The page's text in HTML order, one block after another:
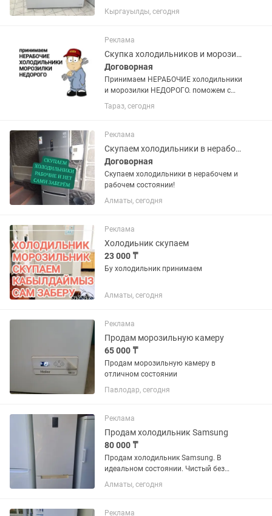
ОБЪЕМ 600 л, покупали по 320.000 тг
продаем срочно по 210.000 тг,
упустите такие вкусные цены !
Кыргауылды, сегодня
Реклама
Скупка холодильников и морозилок
Договорная
Принимаем НЕРАБОЧИЕ холодильники
и морозилки НЕДОРОГО. поможем с
утилизацией и выноса с этажей старой
техники.
Тараз, сегодня
Реклама
Скупаем холодильники в нерабочем и рабочем состоянии!
Договорная
Скупаем холодильники в нерабочем и
рабочем состоянии!
Алматы, сегодня
Реклама
Холодиьник скупаем
23 000 ₸
Бу холодильник принимаем
Алматы, сегодня
Реклама
Продам морозильную камеру
65 000 ₸
Продам морозильную камеру в
отличном состоянии
Павлодар, сегодня
Реклама
Продам холодильник Samsung
80 000 ₸
Продам холодильник Samsung. В
идеальном состоянии. Чистый без
запахов резинки целые. Возможно
доставка
Алматы, сегодня
Реклама